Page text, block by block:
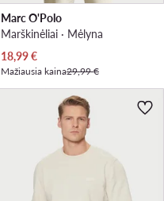
Marc O'Polo
Marškinėliai · Mėlyna
Dabartinė kaina
18,99€
Mažiausia kaina29,99 €